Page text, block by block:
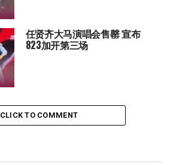
任贤齐大马演唱会售罄 宣布
823加开第三场
CLICK TO COMMENT